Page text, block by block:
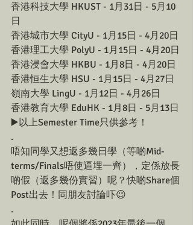
香港科技大學 HKUST - 1月31日 - 5月10
日
香港城市大學 CityU - 1月15日 - 4月20日
香港理工大學 PolyU - 1月15日 - 4月20日
香港浸會大學 HKBU - 1月8日 - 4月20日
香港恒生大學 HSU - 1月15日 - 4月27日
嶺南大學 LingU - 1月12日 - 4月26日
香港教育大學 EduHK - 1月8日 - 5月13日
▶️以上Semester Time只供參考！
.
唔知同學又想返多幾日學（等啲Mid-
terms/Finals唔使逼埋一齊），定係放長
啲假（返多幾份實習）呢？快啲Share個
Post出去！同朋友討論吓😉
.